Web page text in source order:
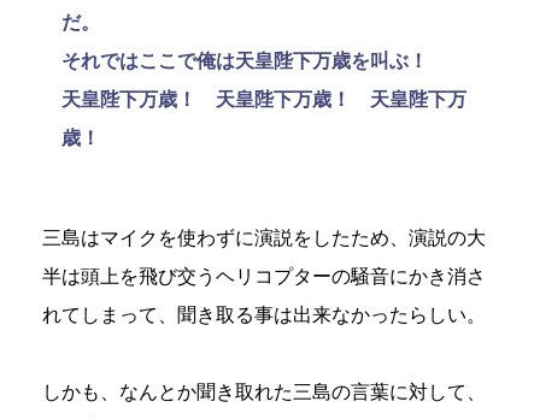
だ。
それではここで俺は天皇陛下万歳を叫ぶ！
天皇陛下万歳！ 天皇陛下万歳！ 天皇陛下万
歳！
三島はマイクを使わずに演説をしたため、演説の大
半は頭上を飛び交うヘリコプターの騒音にかき消さ
れてしまって、聞き取る事は出来なかったらしい。
しかも、なんとか聞き取れた三島の言葉に対して、